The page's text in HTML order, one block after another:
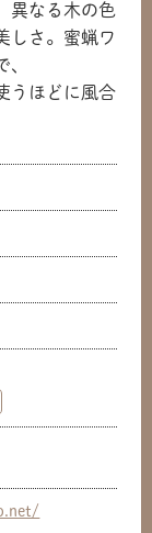
異なる木の色
しさ。蜜蝋ワ
、
うほどに風合